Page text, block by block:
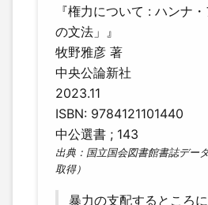
『権力について : ハンナ
の文法」』
牧野雅彦 著
中央公論新社
2023.11
ISBN: 9784121101440
中公選書 ; 143
出典：国立国会図書館書誌デー
取得）
暴力の支配するところ